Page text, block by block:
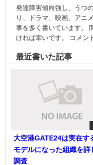
発達障害傾向強し、うつ
り、ドラマ、映画、アニ
事を多く書いています。
ければ幸いです。 コメン
最近書いた記事
大空港GATE24は実在す
モデルになった組織を詳
調査